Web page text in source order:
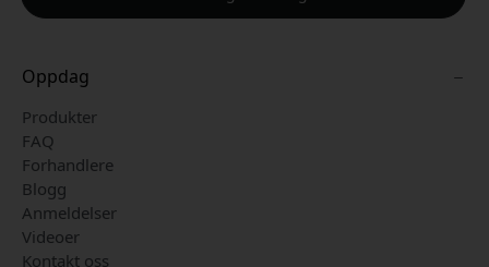
Oppdag
Produkter
FAQ
Forhandlere
Blogg
Anmeldelser
Videoer
Kontakt oss